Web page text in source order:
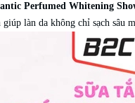
Perfumed Whitening
làn da không chỉ sạch sâu